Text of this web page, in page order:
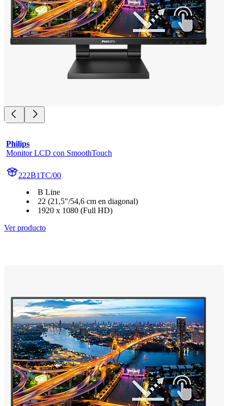
Philips
Monitor LCD con SmoothTouch
222B1TC/00
B Line
22 (21,5"/54,6 cm en diagonal)
1920 x 1080 (Full HD)
Ver producto